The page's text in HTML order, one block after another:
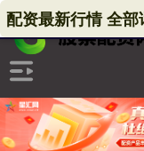
配资最新行情 全